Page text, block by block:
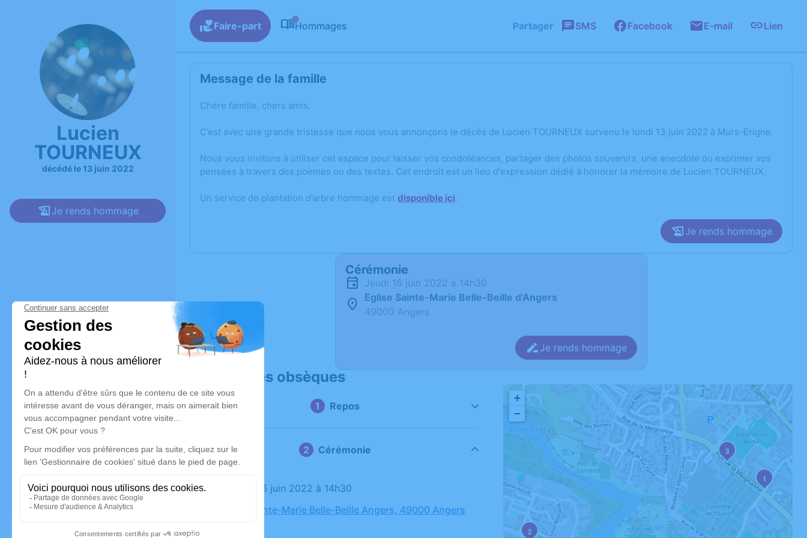
Lucien
TOURNEUX
décédé le 13 juin 2022
Je rends hommage
Faire-part Hommages Partager SMS Facebook E-mail Lien
Message de la famille
Chère famille, chers amis,
C’est avec une grande tristesse que nous vous annonçons le décès de Lucien TOURNEUX survenu le lundi 13 juin 2022 à Murs-Erigne.
Nous vous invitons à utiliser cet espace pour laisser vos condoléances, partager des photos souvenirs, une anecdote ou exprimer vos
pensées à travers des poèmes ou des textes. Cet endroit est un lieu d'expression dédié à honorer la mémoire de Lucien TOURNEUX.
Un service de plantation d’arbre hommage est disponible ici.
Je rends hommage
Cérémonie
jeudi 16 juin 2022 à 14h30
Eglise Sainte-Marie Belle-Beille d'Angers
49000 Angers
Je rends hommage
Déroulé des obsèques
Repos
Cérémonie
Le jeudi 16 juin 2022 à 14h30
Eglise Sainte-Marie Belle-Beille Angers, 49000 Angers
1
2
3
+
−